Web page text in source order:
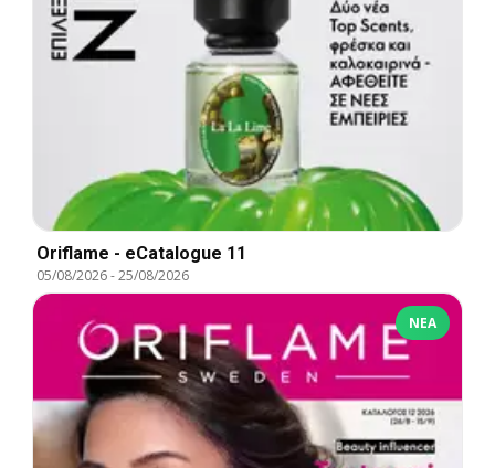
Oriflame - eCatalogue 11
05/08/2026-25/08/2026
ΝΈΑ